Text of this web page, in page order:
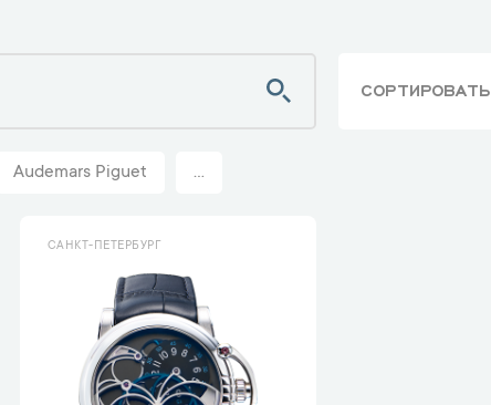
СОРТИРОВАТЬ
Audemars Piguet ...
САНКТ-ПЕТЕРБУРГ